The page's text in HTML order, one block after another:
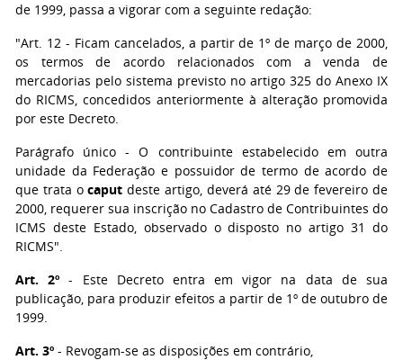
de 1999, passa a vigorar com a seguinte redação:
"Art. 12 - Ficam cancelados, a partir de 1º de março de 2000,
os termos de acordo relacionados com a venda de
mercadorias pelo sistema previsto no artigo 325 do Anexo IX
do RICMS, concedidos anteriormente à alteração promovida
por este Decreto.
Parágrafo único - O contribuinte estabelecido em outra
unidade da Federação e possuidor de termo de acordo de
que trata ocaput deste artigo, deverá até 29 de fevereiro de
2000, requerer sua inscrição no Cadastro de Contribuintes do
ICMS deste Estado, observado o disposto no artigo 31 do
RICMS".
Art. 2º - Este Decreto entra em vigor na data de sua
publicação, para produzir efeitos a partir de 1º de outubro de
1999.
Art. 3º - Revogam-se as disposições em contrário,